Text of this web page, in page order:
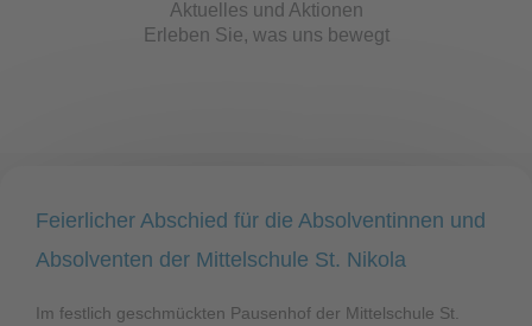
Aktuelles und Aktionen
Erleben Sie, was uns bewegt
Feierlicher Abschied für die Absolventinnen und
Absolventen der Mittelschule St. Nikola
Im festlich geschmückten Pausenhof der Mittelschule St.